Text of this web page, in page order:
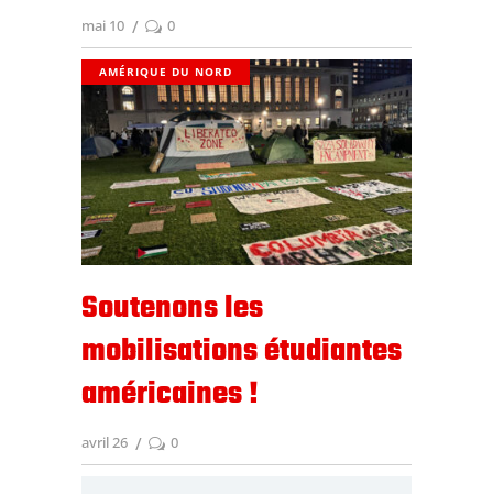
mai 10 0
AMÉRIQUE DU NORD
Soutenons les
mobilisations étudiantes
américaines !
avril 26 0